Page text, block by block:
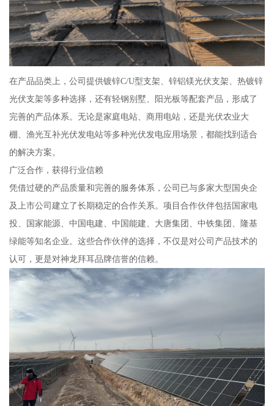
在产品品类上，公司提供镀锌C/U型支架、锌铝镁光伏支架、热镀锌
光伏支架等多种选择，还有轻钢别墅、阳光板等配套产品，形成了
完善的产品体系。无论是家庭电站、商用电站，还是光伏农业大
棚、渔光互补光伏发电站等多种光伏发电应用场景，都能找到适合
的解决方案。
广泛合作，获得行业信赖
凭借过硬的产品质量和完善的服务体系，公司已与多家大型国央企
及上市公司建立了长期稳定的合作关系。项目合作伙伴包括国家电
投、国家能源、中国电建、中国能建、大唐集团、中铁集团、隆基
绿能等知名企业。这些合作伙伴的选择，不仅是对公司产品技术的
认可，更是对神龙拜耳品牌信誉的信赖。